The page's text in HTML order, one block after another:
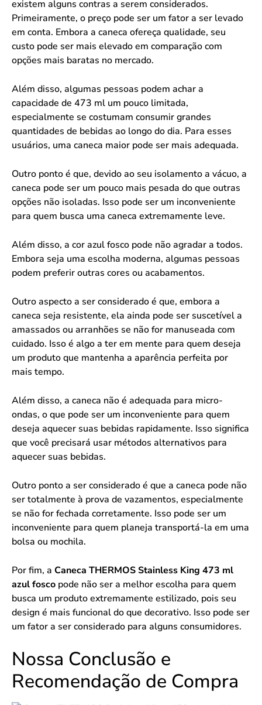
existem alguns contras a serem considerados.
Primeiramente, o preço pode ser um fator a ser levado
em conta. Embora a caneca ofereça qualidade, seu
custo pode ser mais elevado em comparação com
opções mais baratas no mercado.
Além disso, algumas pessoas podem achar a
capacidade de 473 ml um pouco limitada,
especialmente se costumam consumir grandes
quantidades de bebidas ao longo do dia. Para esses
usuários, uma caneca maior pode ser mais adequada.
Outro ponto é que, devido ao seu isolamento a vácuo, a
caneca pode ser um pouco mais pesada do que outras
opções não isoladas. Isso pode ser um inconveniente
para quem busca uma caneca extremamente leve.
Além disso, a cor azul fosco pode não agradar a todos.
Embora seja uma escolha moderna, algumas pessoas
podem preferir outras cores ou acabamentos.
Outro aspecto a ser considerado é que, embora a
caneca seja resistente, ela ainda pode ser suscetível a
amassados ou arranhões se não for manuseada com
cuidado. Isso é algo a ter em mente para quem deseja
um produto que mantenha a aparência perfeita por
mais tempo.
Além disso, a caneca não é adequada para micro-
ondas, o que pode ser um inconveniente para quem
deseja aquecer suas bebidas rapidamente. Isso significa
que você precisará usar métodos alternativos para
aquecer suas bebidas.
Outro ponto a ser considerado é que a caneca pode não
ser totalmente à prova de vazamentos, especialmente
se não for fechada corretamente. Isso pode ser um
inconveniente para quem planeja transportá-la em uma
bolsa ou mochila.
Por fim, a Caneca THERMOS Stainless King 473 ml
azul fosco pode não ser a melhor escolha para quem
busca um produto extremamente estilizado, pois seu
design é mais funcional do que decorativo. Isso pode ser
um fator a ser considerado para alguns consumidores.
Nossa Conclusão e
Recomendação de Compra